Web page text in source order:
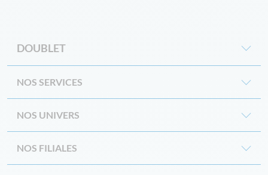
DOUBLET
NOS SERVICES
NOS UNIVERS
NOS FILIALES